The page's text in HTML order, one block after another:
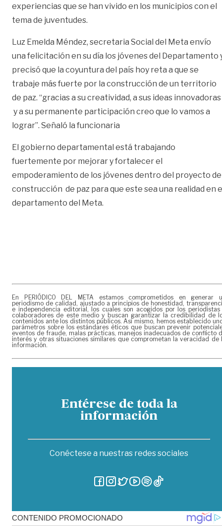
experiencias que se han vivido en los municipios con el
tema de juventudes.
Luz Emelda Méndez, secretaria Social del Meta envío
una felicitación en su día los jóvenes del Departamento
precisó que la coyuntura del país hoy reta a que se
trabaje más fuerte por la construcción de un territorio
de paz. “gracias a su creatividad, a sus ideas innovadoras
y a su permanente participación creo que lo vamos a
lograr”. Señaló la funcionaria
El gobierno departamental está trabajando
fuertemente por mejorar y fortalecer el
empoderamiento de los jóvenes dentro del proyecto de
construcción de paz para que este sea una realidad en
departamento del Meta.
En PERIÓDICO DEL META estamos comprometidos en generar
periodismo de calidad, ajustado a principios de honestidad,
e independencia editorial, los cuales son acogidos por los periodistas
colaboradores de este medio y buscan garantizar la credibilidad de
contenidos ante los distintos públicos. Así mismo, hemos establecido
parámetros sobre los estándares éticos que buscan prevenir
eventos de fraude, malas prácticas, manejos inadecuados de conflicto
interés y otras situaciones similares que comprometan la veracidad de
información.
Entérese de toda la
información
Conéctese a nuestras redes sociales